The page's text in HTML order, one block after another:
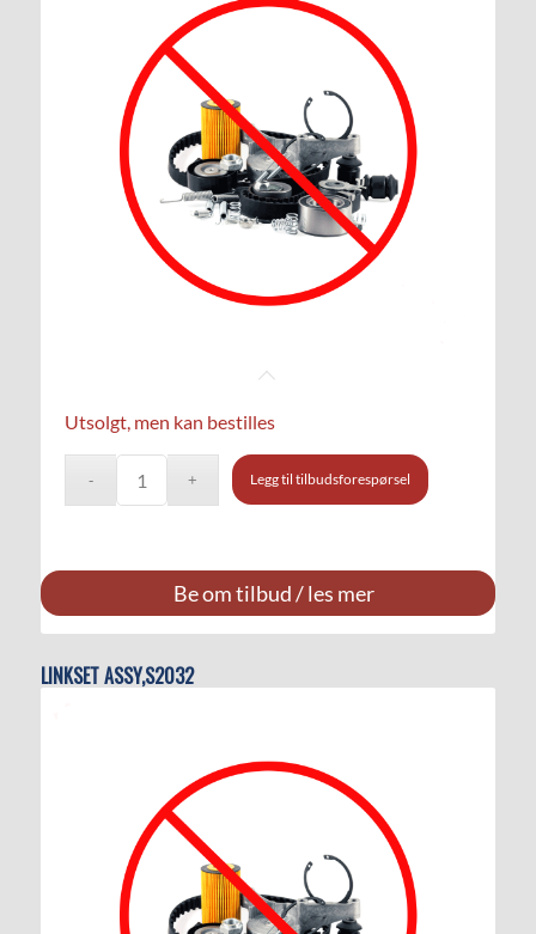
Utsolgt, men kan bestilles
Legg til tilbudsforespørsel
Be om tilbud / les mer
LINKSET ASSY,S2032